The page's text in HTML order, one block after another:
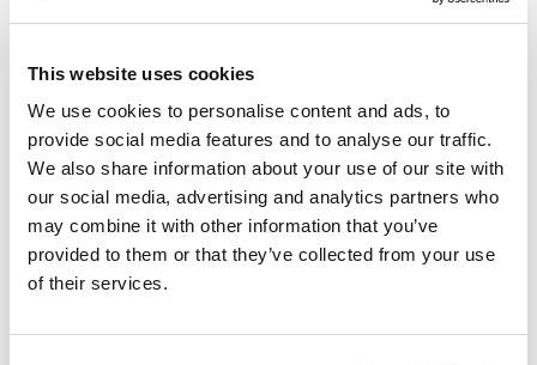
This website uses cookies
We use cookies to personalise content and ads, to
provide social media features and to analyse our traffic.
We also share information about your use of our site with
our social media, advertising and analytics partners who
may combine it with other information that you’ve
provided to them or that they’ve collected from your use
of their services.
rodea, la extensa playa Karon, ideal para pasear por la playa, y la
embargo, hay mucho más y no hay nada mejor que descubrir una
sol y haces snorkel. ¿Ya estamos despertando tu apetito?